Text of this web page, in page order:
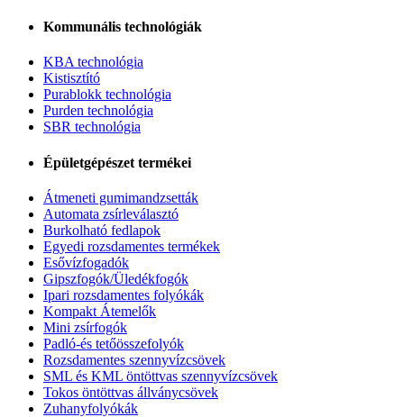
Kommunális technológiák
KBA technológia
Kistisztító
Purablokk technológia
Purden technológia
SBR technológia
Épületgépészet termékei
Átmeneti gumimandzsetták
Automata zsírleválasztó
Burkolható fedlapok
Egyedi rozsdamentes termékek
Esővízfogadók
Gipszfogók/Üledékfogók
Ipari rozsdamentes folyókák
Kompakt Átemelők
Mini zsírfogók
Padló-és tetőösszefolyók
Rozsdamentes szennyvízcsövek
SML és KML öntöttvas szennyvízcsövek
Tokos öntöttvas állványcsövek
Zuhanyfolyókák